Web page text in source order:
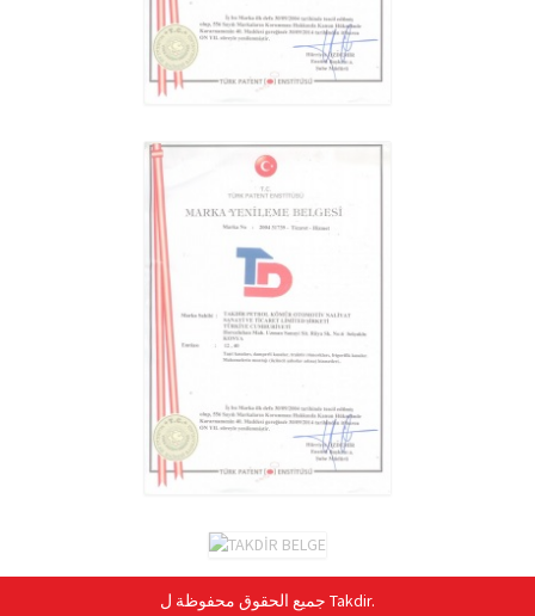
استعراض
مقطورة البضائع العامة
جميع الحقوق محفوظة ل Takdir.